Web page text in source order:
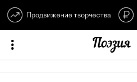
Продвижение творчества